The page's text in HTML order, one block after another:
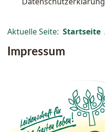
Aktuelle Seite: Startseite
Impressum